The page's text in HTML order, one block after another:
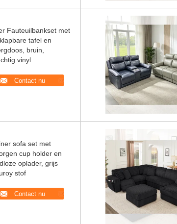
Fauteuilbankset met
tafel en
bruin,
vinyl
Contact nu
sofa set met
cup holder en
oplader, grijs
stof
Contact nu